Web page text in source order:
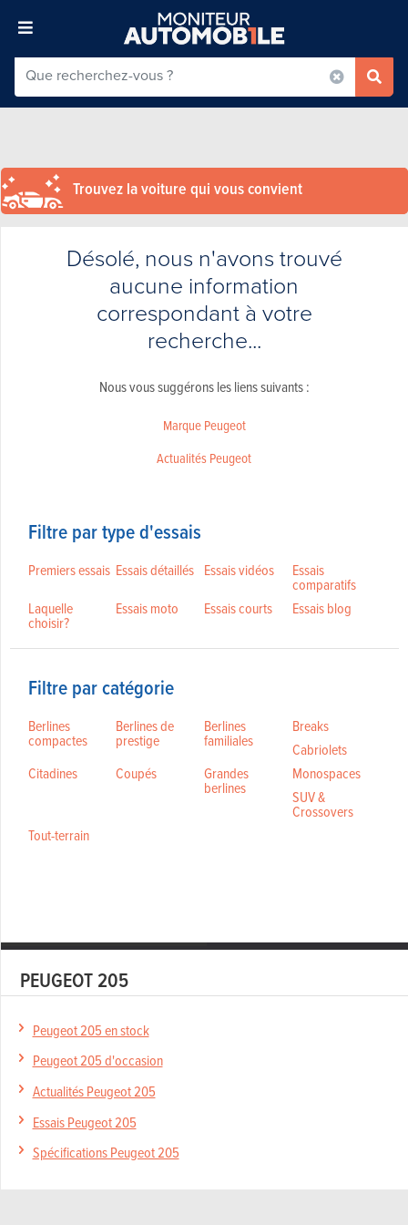
Trouvez la voiture qui vous convient
Désolé, nous n'avons trouvé
aucune information
correspondant à votre
recherche...
Nous vous suggérons les liens suivants :
Marque Peugeot
Actualités Peugeot
Filtre par type d'essais
Premiers essais Essais détaillés Essais vidéos Essais
comparatifs
Laquelle
choisir?
Essais moto Essais courts Essais blog
Filtre par catégorie
Berlines
compactes
Berlines de
prestige
Berlines
familiales
Breaks
Cabriolets
Citadines
Coupés Grandes
berlines
Monospaces
SUV &
Crossovers
Tout-terrain
PEUGEOT 205
Peugeot 205 en stock
Peugeot 205 d'occasion
Actualités Peugeot 205
Essais Peugeot 205
Spécifications Peugeot 205